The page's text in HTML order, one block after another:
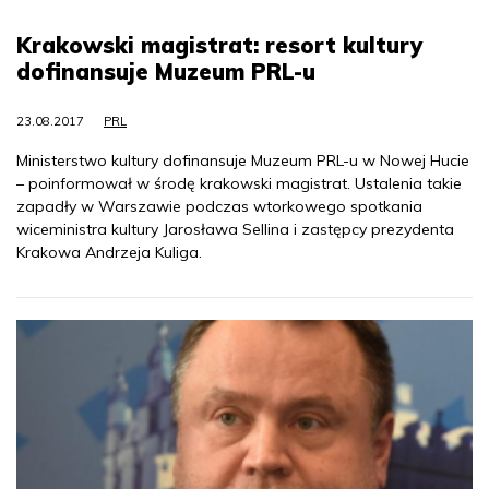
Krakowski magistrat: resort kultury
dofinansuje Muzeum PRL-u
23.08.2017 PRL
Ministerstwo kultury dofinansuje Muzeum PRL-u w Nowej Hucie
– poinformował w środę krakowski magistrat. Ustalenia takie
zapadły w Warszawie podczas wtorkowego spotkania
wiceministra kultury Jarosława Sellina i zastępcy prezydenta
Krakowa Andrzeja Kuliga.